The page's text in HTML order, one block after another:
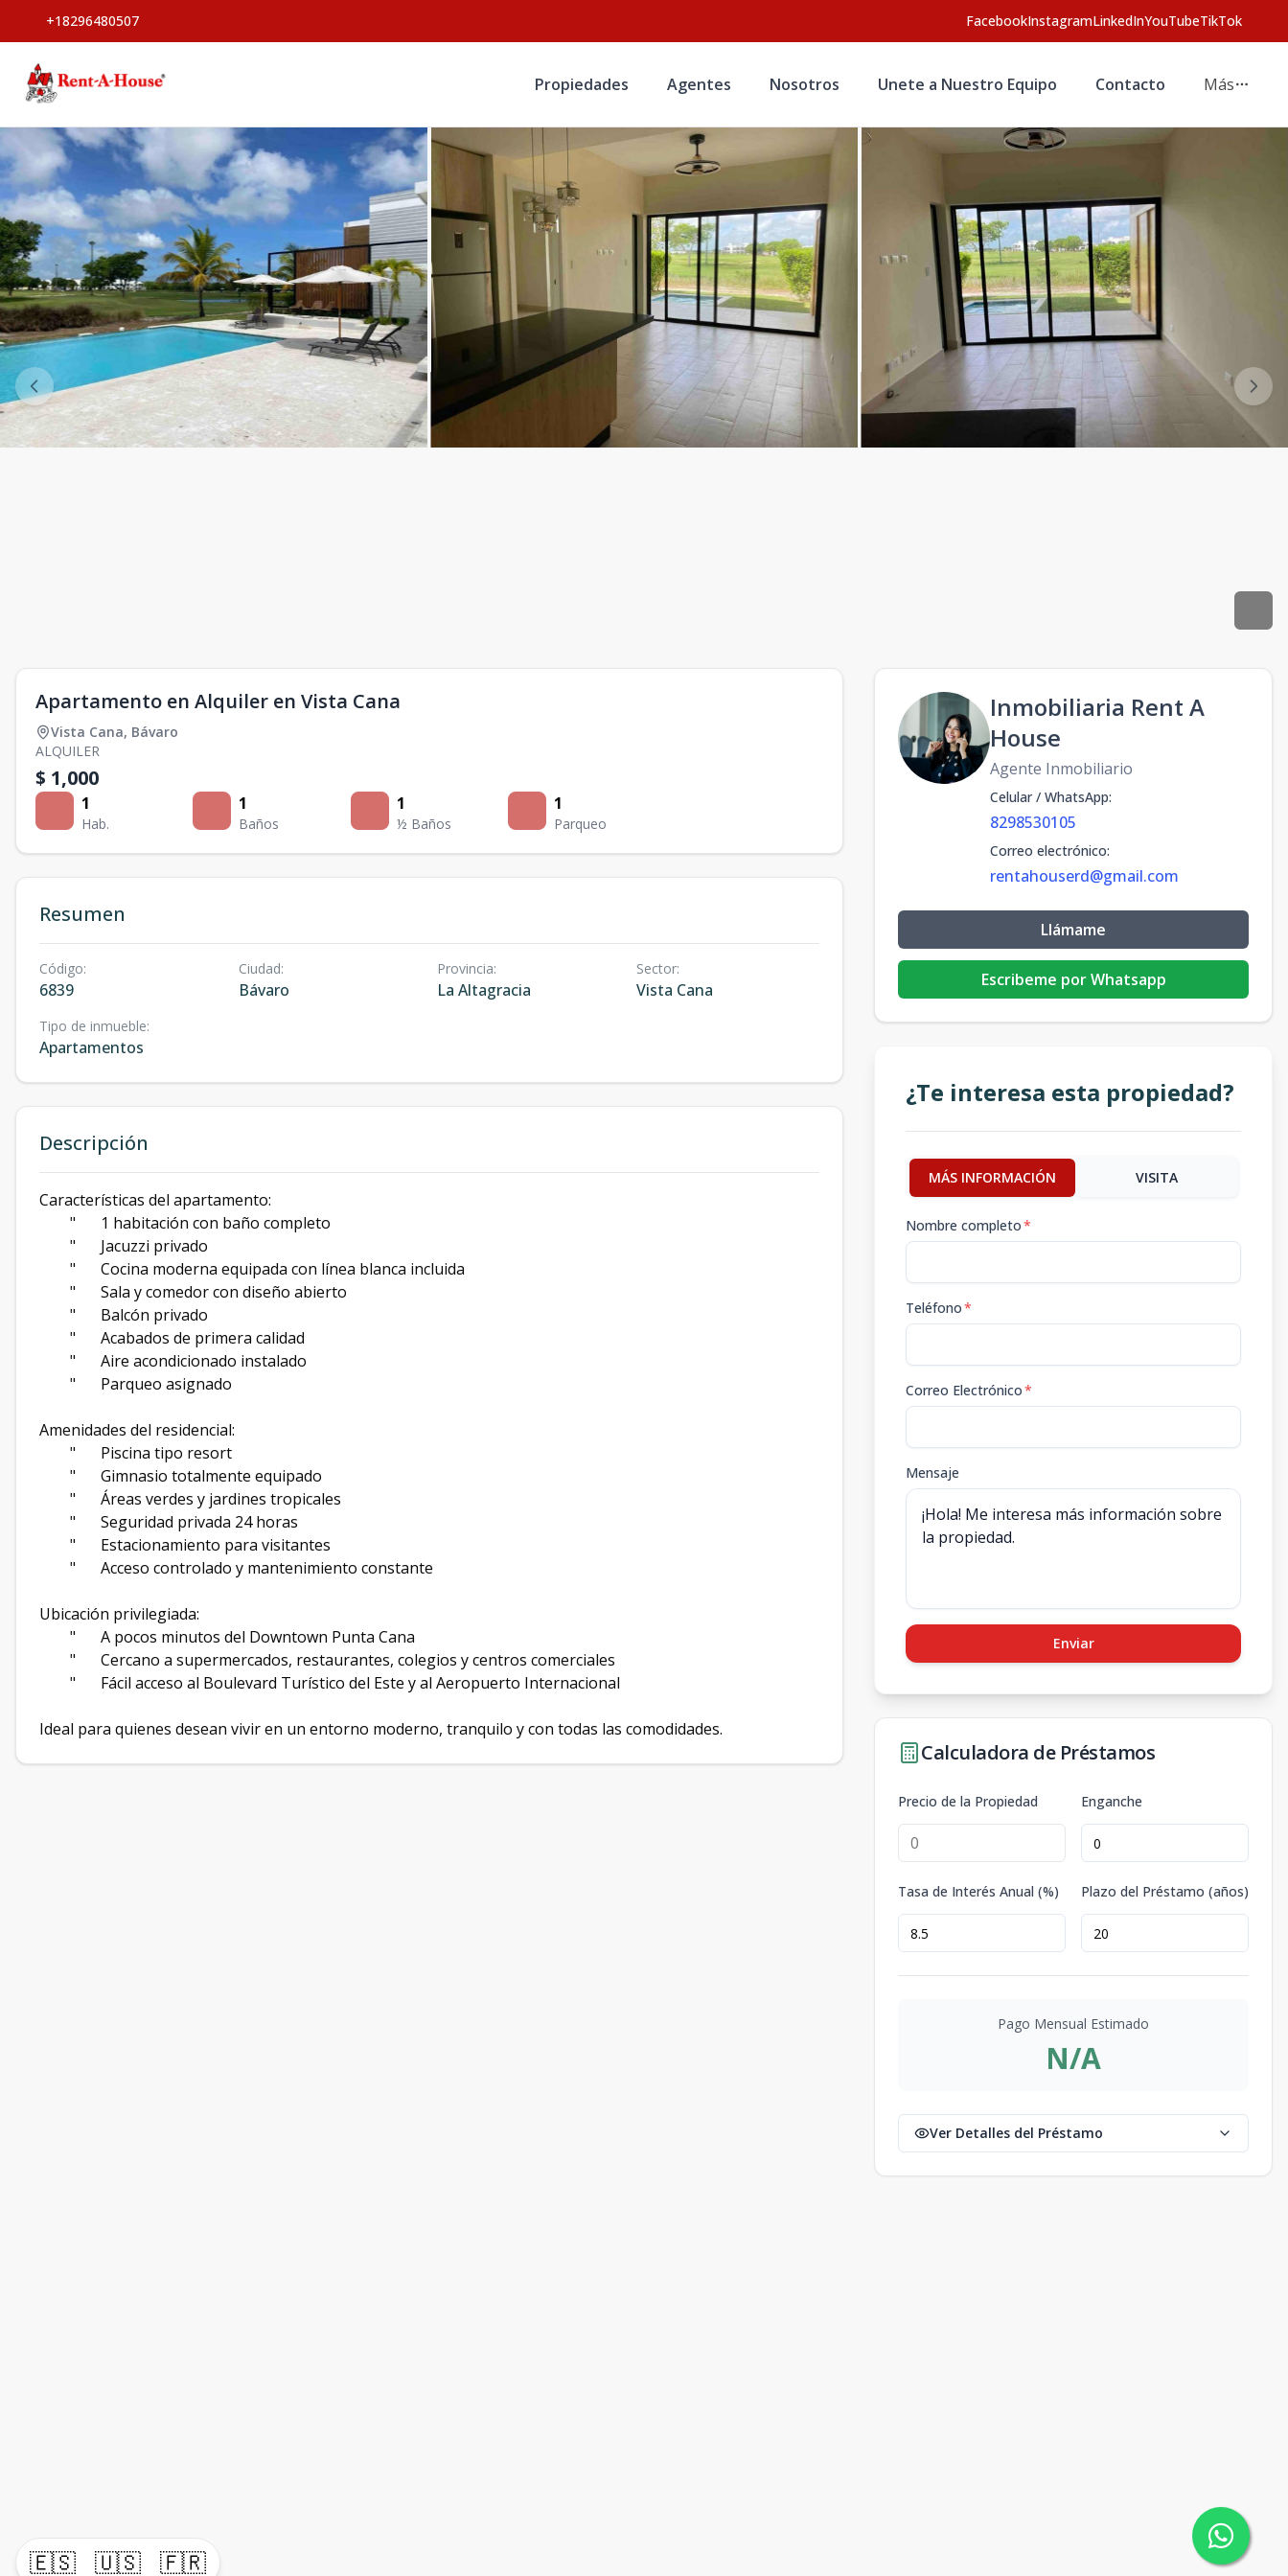
🇪🇸 🇺🇸 🇫🇷
+18296480507 FacebookInstagramLinkedInYouTubeTikTok
Propiedades Agentes Nosotros Unete a Nuestro Equipo Contacto Más
Apartamento en Alquiler en Vista Cana
Vista Cana, Bávaro
ALQUILER
$ 1,000
1
Hab.
1
Baños
1
½ Baños
1
Parqueo
Resumen
Código:
6839
Ciudad:
Bávaro
Provincia:
La Altagracia
Sector:
Vista Cana
Tipo de inmueble:
Apartamentos
Descripción
Características del apartamento:
"
1 habitación con baño completo
"
Jacuzzi privado
"
Cocina moderna equipada con línea blanca incluida
"
Sala y comedor con diseño abierto
"
Balcón privado
"
Acabados de primera calidad
"
Aire acondicionado instalado
"
Parqueo asignado
Amenidades del residencial:
"
Piscina tipo resort
"
Gimnasio totalmente equipado
"
Áreas verdes y jardines tropicales
"
Seguridad privada 24 horas
"
Estacionamiento para visitantes
"
Acceso controlado y mantenimiento constante
Ubicación privilegiada:
"
A pocos minutos del Downtown Punta Cana
"
Cercano a supermercados, restaurantes, colegios y centros comerciales
"
Fácil acceso al Boulevard Turístico del Este y al Aeropuerto Internacional
Ideal para quienes desean vivir en un entorno moderno, tranquilo y con todas las comodidades.
Inmobiliaria Rent A
House
Agente Inmobiliario
Celular / WhatsApp:
8298530105
Correo electrónico:
rentahouserd@gmail.com
Llámame
Escribeme por Whatsapp
¿Te interesa esta propiedad?
MÁS INFORMACIÓN VISITA
Nombre completo*
Teléfono*
Correo Electrónico*
Mensaje
Enviar
Calculadora de Préstamos
Precio de la Propiedad Enganche
Tasa de Interés Anual (%) Plazo del Préstamo (años)
Pago Mensual Estimado
N/A
Ver Detalles del Préstamo